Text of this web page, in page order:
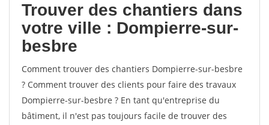
Trouver des chantiers dans
votre ville : Dompierre-sur-
besbre
Comment trouver des chantiers Dompierre-sur-besbre
? Comment trouver des clients pour faire des travaux
Dompierre-sur-besbre ? En tant qu'entreprise du
bâtiment, il n'est pas toujours facile de trouver des